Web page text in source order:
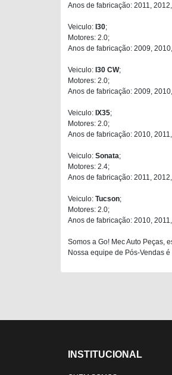
Anos de fabricação: 2011,
Veiculo: I30;
Motores: 2.0;
Anos de fabricação: 2009,
Veiculo: I30 CW;
Motores: 2.0;
Anos de fabricação: 2009,
Veiculo: IX35;
Motores: 2.0;
Anos de fabricação: 2010,
Veiculo: Sonata;
Motores: 2.4;
Anos de fabricação: 2011,
Veiculo: Tucson;
Motores: 2.0;
Anos de fabricação: 2010,
Somos a Go! Mec Auto Peças,
Nossa equipe de Pós-Vendas
INSTITUCIONAL